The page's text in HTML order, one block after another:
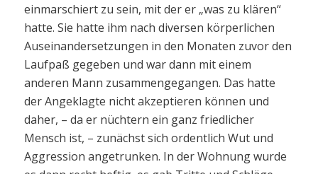
einmarschiert zu sein, mit der er „was zu klären“
hatte. Sie hatte ihm nach diversen körperlichen
Auseinandersetzungen in den Monaten zuvor den
Laufpaß gegeben und war dann mit einem
anderen Mann zusammengegangen. Das hatte
der Angeklagte nicht akzeptieren können und
daher, – da er nüchtern ein ganz friedlicher
Mensch ist, – zunächst sich ordentlich Wut und
Aggression angetrunken. In der Wohnung wurde